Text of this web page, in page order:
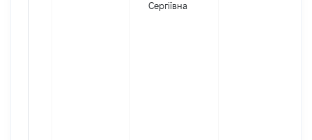
Сергіївна